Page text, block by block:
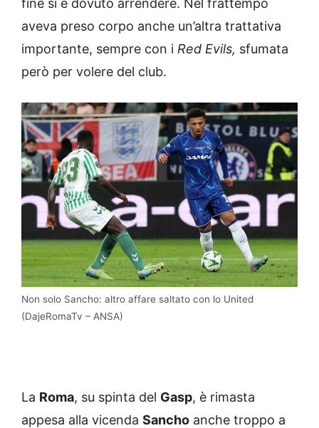
fine si è dovuto arrendere. Nel frattempo
aveva preso corpo anche un’altra trattativa
importante, sempre con i Red Evils, sfumata
però per volere del club.
Non solo Sancho: altro affare saltato con lo United
(DajeRomaTv – ANSA)
La Roma, su spinta del Gasp, è rimasta
appesa alla vicenda Sancho anche troppo a